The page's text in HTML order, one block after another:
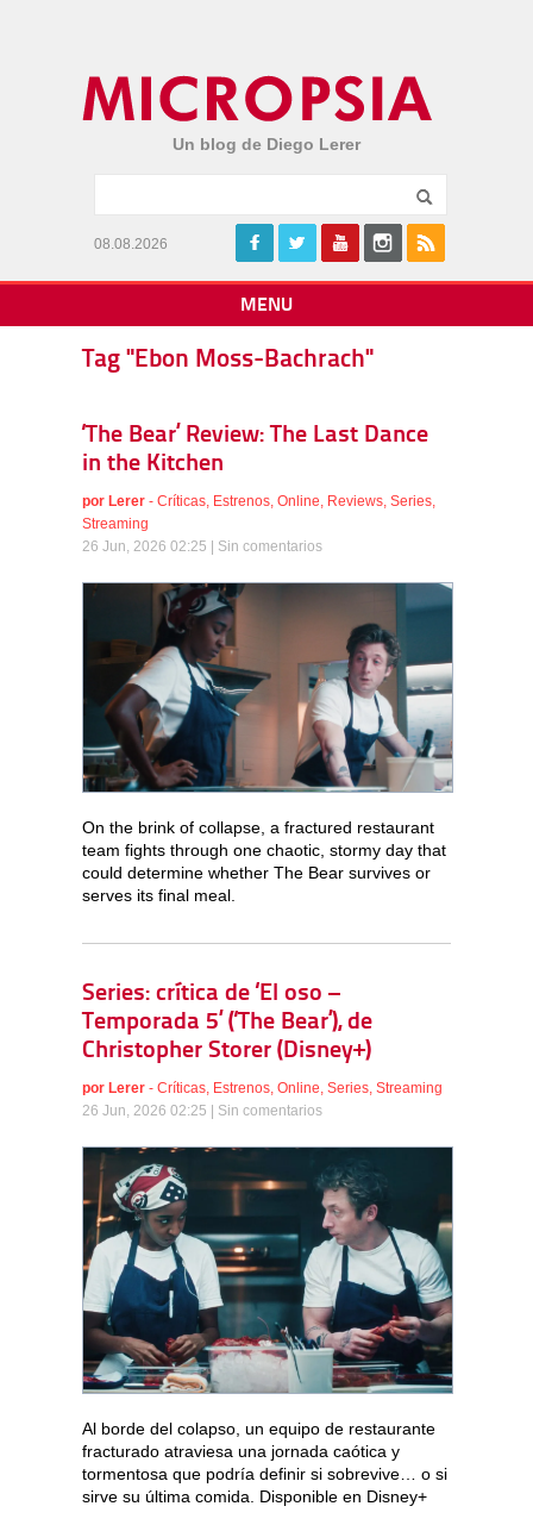
Un blog de Diego Lerer
08.08.2026
MENU
Tag "Ebon Moss-Bachrach"
‘The Bear’ Review: The Last Dance
in the Kitchen
por Lerer - Críticas, Estrenos, Online, Reviews, Series,
Streaming
26 Jun, 2026 02:25 | Sin comentarios
On the brink of collapse, a fractured restaurant
team fights through one chaotic, stormy day that
could determine whether The Bear survives or
serves its final meal.
Series: crítica de ‘El oso –
Temporada 5’ (‘The Bear’), de
Christopher Storer (Disney+)
por Lerer - Críticas Estrenos Online Series Streaming
26 Jun, 2026 02:25 | Sin comentarios
Al borde del colapso, un equipo de restaurante
fracturado atraviesa una jornada caótica y
tormentosa que podría definir si sobrevive… o si
sirve su última comida. Disponible en Disney+